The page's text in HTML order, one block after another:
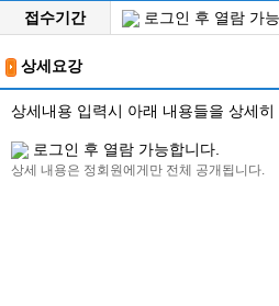
접수기간 로그인 후 열람 가
상세요강
상세내용 입력시 아래 내용들을 상세
로그인 후 열람 가능합니다.
상세 내용은 정회원에게만 전체 공개됩니다.